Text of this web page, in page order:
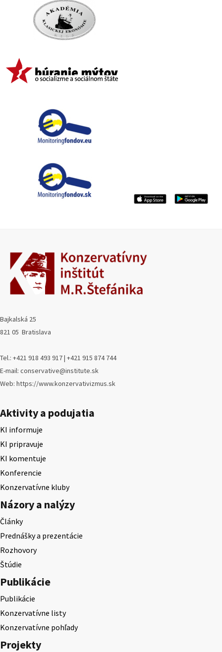
Bajkalská 25
821 05 Bratislava
Tel.: +421 918 493 917 | +421 915 874 744
E-mail: conservative@institute.sk
Web: https://www.konzervativizmus.sk
Aktivity a podujatia
KI informuje
KI pripravuje
KI komentuje
Konferencie
Konzervatívne kluby
Názory a nalýzy
Články
Prednášky a prezentácie
Rozhovory
Štúdie
Publikácie
Publikácie
Konzervatívne listy
Konzervatívne pohľady
Projekty